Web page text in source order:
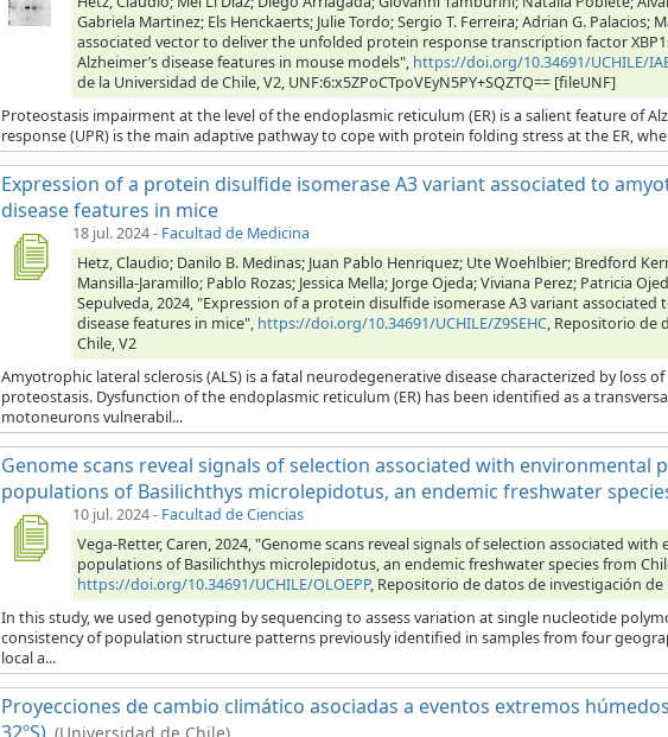
Gabriela Martinez; Els Henckaerts; Julie Tordo; Sergio T. Ferreira; Adrian G. Palacios;
associated vector to deliver the unfolded protein response transcription factor
Alzheimer’s disease features in mouse models", https://doi.org/10.34691/UCHILE/
de la Universidad de Chile, V2, UNF:6:x5ZPoCTpoVEyN5PY+SQZTQ== [fileUNF]
Proteostasis impairment at the level of the endoplasmic reticulum (ER) is a salient feature of
response (UPR) is the main adaptive pathway to cope with protein folding stress at the ER,
Expression of a protein disulfide isomerase A3 variant associated to
disease features in mice
18 jul. 2024- Facultad de Medicina
Hetz, Claudio; Danilo B. Medinas; Juan Pablo Henriquez; Ute Woehlbier; Bredford
Mansilla-Jaramillo; Pablo Rozas; Jessica Mella; Jorge Ojeda; Viviana Perez; Patricia
Sepulveda, 2024, "Expression of a protein disulfide isomerase A3 variant
disease features in mice", https://doi.org/10.34691/UCHILE/Z9SEHC, Repositorio de
Chile, V2
Amyotrophic lateral sclerosis (ALS) is a fatal neurodegenerative disease characterized by loss
proteostasis. Dysfunction of the endoplasmic reticulum (ER) has been identified as a
motoneurons vulnerabil...
Genome scans reveal signals of selection associated with environmental
populations of Basilichthys microlepidotus, an endemic freshwater
10 jul. 2024- Facultad de Ciencias
Vega-Retter, Caren, 2024, "Genome scans reveal signals of selection associated
populations of Basilichthys microlepidotus, an endemic freshwater species from
https://doi.org/10.34691/UCHILE/OLOEPP, Repositorio de datos de investigación de
In this study, we used genotyping by sequencing to assess variation at single nucleotide
consistency of population structure patterns previously identified in samples from four
local a...
Proyecciones de cambio climático asociadas a eventos extremos